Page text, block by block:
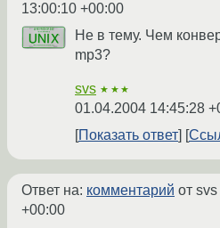
13:00:10 +00:00
Не в тему. Чем
mp3?
svs ★★★
01.04.2004 14:45:28
Показать ответ
Ответ на: комментарий от svs
+00:00